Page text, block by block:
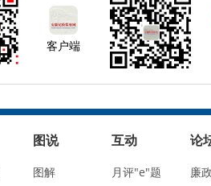
客户端
图说
图解
互动
月评"e"题
论
廉